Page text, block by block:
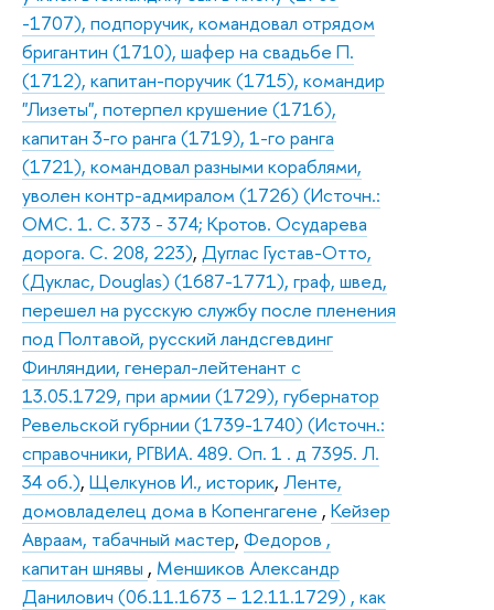
-1707), подпоручик, командовал отрядом
бригантин (1710), шафер на свадьбе П.
(1712), капитан-поручик (1715), командир
"Лизеты", потерпел крушение (1716),
капитан 3-го ранга (1719), 1-го ранга
(1721), командовал разными кораблями,
уволен контр-адмиралом (1726) (Источн.:
ОМС. 1. С. 373 - 374; Кротов. Осударева
дорога. С. 208, 223), Дуглас Густав-Отто,
(Дуклас, Douglas) (1687-1771), граф, швед,
перешел на русскую службу после пленения
под Полтавой, русский ландсгевдинг
Финляндии, генерал-лейтенант с
13.05.1729, при армии (1729), губернатор
Ревельской губрнии (1739-1740) (Источн.:
справочники, РГВИА. 489. Оп. 1 . д 7395. Л.
34 об.), Щелкунов И., историк, Ленте,
домовладелец дома в Копенгагене , Кейзер
Авраам, табачный мастер, Федоров ,
капитан шнявы , Меншиков Александр
Данилович (06.11.1673 – 12.11.1729) , как